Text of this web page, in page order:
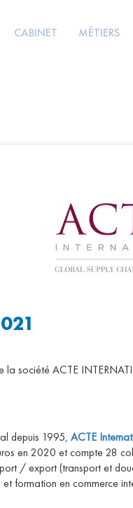
CABINET MÉTIERS
société ACTE
depuis 1995, ACTE
en 2020 et compte 28
/ export (transport et
formation en commerce